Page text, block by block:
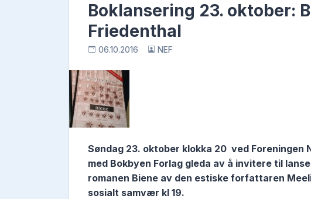
Boklansering 23. oktober:
Friedenthal
06.10.2016 NEF
Søndag 23. oktober klokka 20 ved Foreningen
med Bokbyen Forlag gleda av å invitere til
romanen Biene av den estiske forfattaren
sosialt samvær kl 19.